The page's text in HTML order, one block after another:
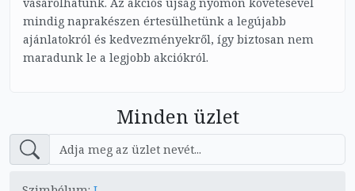
mindig naprakészen értesülhetünk a legújabb
ajánlatokról és kedvezményekről, így biztosan nem
maradunk le a legjobb akciókról.
Minden üzlet